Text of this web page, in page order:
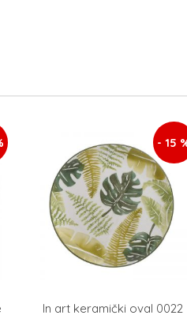
- 15
In art keramički oval 0022